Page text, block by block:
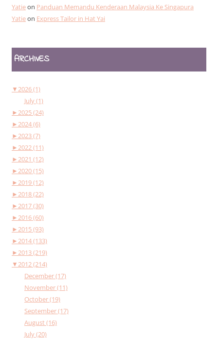
Yatieon Panduan Memandu Kenderaan Malaysia Ke Singapura
Yatieon Express Tailor in Hat Yai
ARCHIVES
▼2026 (1)
July (1)
►2025 (24)
►2024 (6)
►2023 (7)
►2022 (11)
►2021 (12)
►2020 (15)
►2019 (12)
►2018 (22)
►2017 (30)
►2016 (60)
►2015 (93)
►2014 (133)
►2013 (219)
▼2012 (214)
December (17)
November (11)
October (19)
September (17)
August (16)
July (20)